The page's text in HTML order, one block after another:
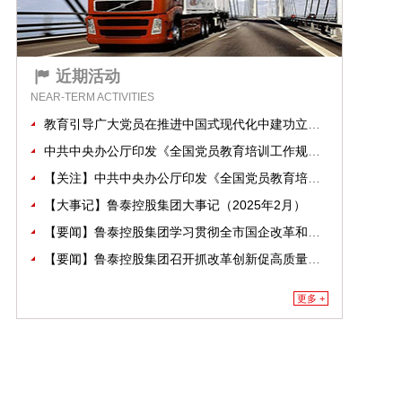
近期活动
NEAR-TERM ACTIVITIES
教育引导广大党员在推进中国式现代化中建功立业——中央组织部负责人就《全国党员教育培训工作规划（2024－2028年）》答记者问
中共中央办公厅印发《全国党员教育培训工作规划（2024－2028年）》
【关注】中共中央办公厅印发《全国党员教育培训工作规划（2024－2028年）》
【大事记】鲁泰控股集团大事记（2025年2月）
【要闻】鲁泰控股集团学习贯彻全市国企改革和监管工作会议精神
【要闻】鲁泰控股集团召开抓改革创新促高质量发展大会
更多 +